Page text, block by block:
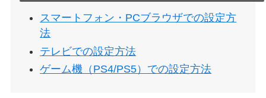
スマートフォン・PCブラウザでの設定方
法
テレビでの設定方法
ゲーム機（PS4/PS5）での設定方法